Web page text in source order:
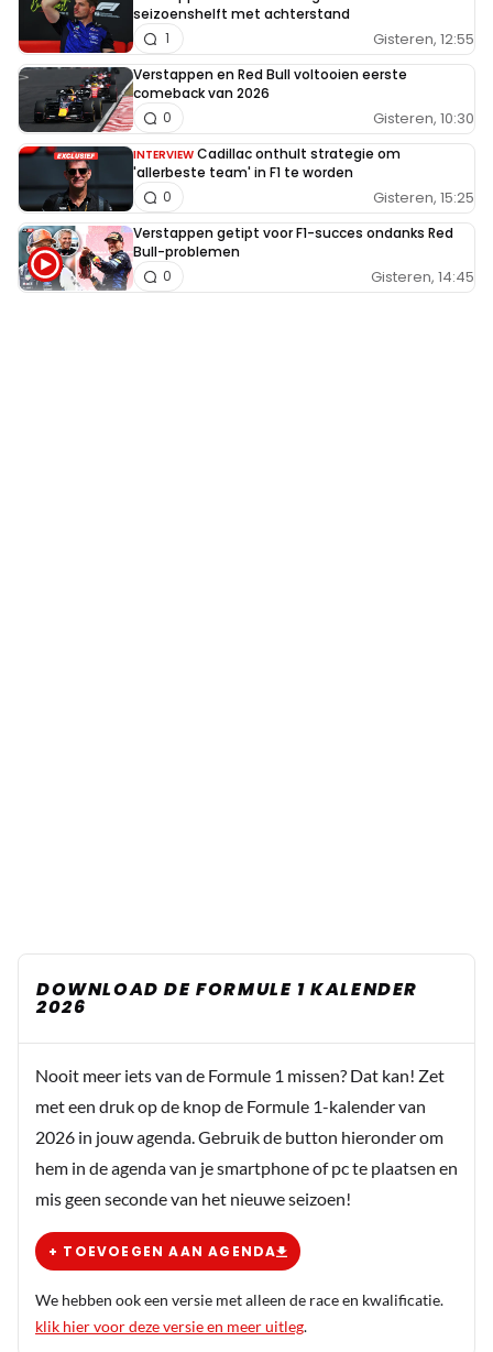
seizoenshelft met achterstand
Gisteren, 12:55
1
Verstappen en Red Bull voltooien eerste
comeback van 2026
Gisteren, 10:30
0
INTERVIEW Cadillac onthult strategie om
'allerbeste team' in F1 te worden
Gisteren, 15:25
0
Verstappen getipt voor F1-succes ondanks Red
Bull-problemen
Gisteren, 14:45
0
DOWNLOAD DE FORMULE 1 KALENDER
2026
Nooit meer iets van de Formule 1 missen? Dat kan! Zet
met een druk op de knop de Formule 1-kalender van
2026 in jouw agenda. Gebruik de button hieronder om
hem in de agenda van je smartphone of pc te plaatsen en
mis geen seconde van het nieuwe seizoen!
+ TOEVOEGEN AAN AGENDA
We hebben ook een versie met alleen de race en kwalificatie.
klik hier voor deze versie en meer uitleg.